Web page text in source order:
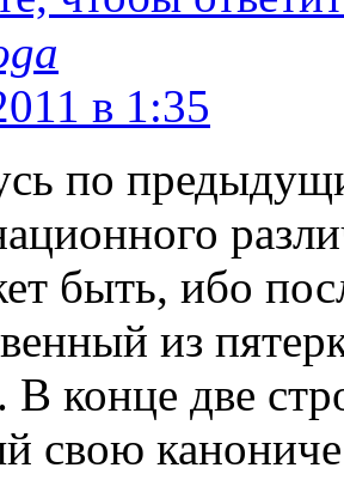
в 1:35
по
быть, ибо
из
В конце две
свою